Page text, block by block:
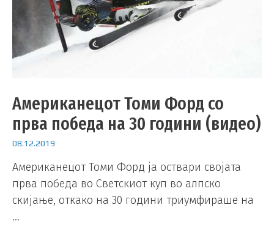
Американецот Томи Форд со
прва победа на 30 години (видео)
08.12.2019
Американецот Томи Форд ја оствари својата
прва победа во Светскиот куп во алпско
скијање, откако на 30 години триумфираше на
…